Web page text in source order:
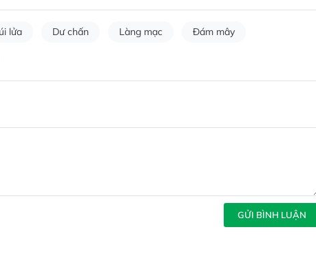
lửa Dư chấn Làng mạc Đám mây
GỬI BÌNH LUẬN